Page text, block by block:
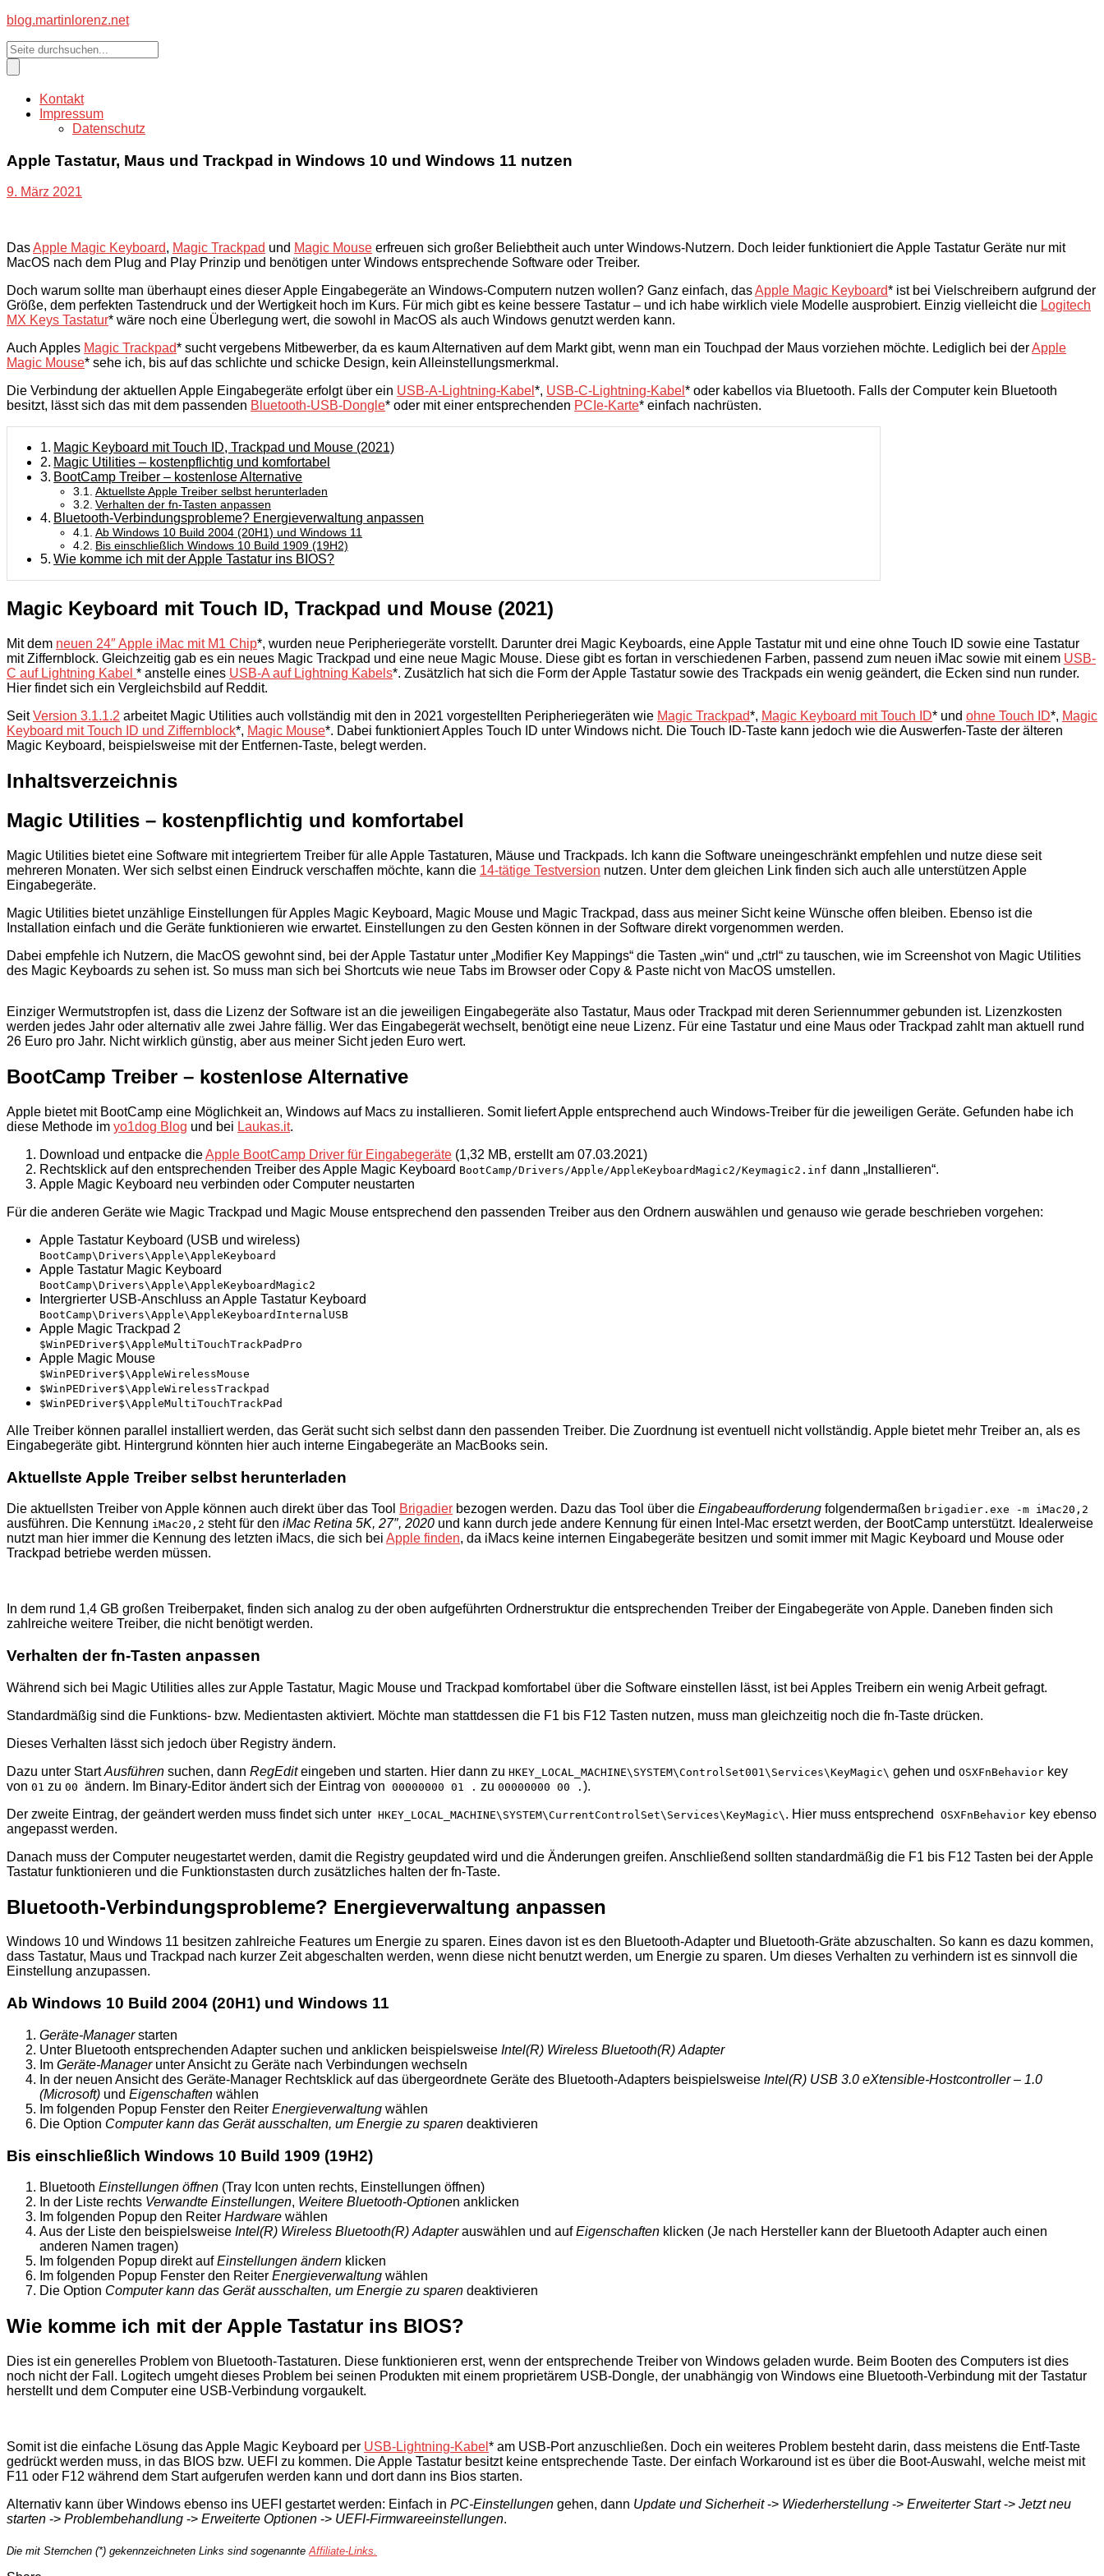
blog.martinlorenz.net
blog.martinlorenz.net
Kontakt
Impressum
Datenschutz
Apple Tastatur, Maus und Trackpad in Windows 10 und Windows 11 nutzen
9. März 2021
DasApple Magic Keyboard, Magic Trackpad und Magic Mouse erfreuen sich großer Beliebtheit auch unter Windows-Nutzern. Doch leider funktioniert die Apple Tastatur Geräte nur mit
MacOS nach dem Plug and Play Prinzip und benötigen unter Windows entsprechende Software oder Treiber.
Doch warum sollte man überhaupt eines dieser Apple Eingabegeräte an Windows-Computern nutzen wollen? Ganz einfach, dasApple Magic Keyboard* ist bei Vielschreibern aufgrund der
Größe, dem perfekten Tastendruck und der Wertigkeit hoch im Kurs. Für mich gibt es keine bessere Tastatur – und ich habe wirklich viele Modelle ausprobiert. Einzig vielleicht die Logitech
MX Keys Tastatur* wäre noch eine Überlegung wert, die sowohl in MacOS als auch Windows genutzt werden kann.
Auch Apples Magic Trackpad* sucht vergebens Mitbewerber, da es kaum Alternativen auf dem Markt gibt, wenn man ein Touchpad der Maus vorziehen möchte. Lediglich bei derApple
Magic Mouse* sehe ich, bis auf das schlichte und schicke Design, kein Alleinstellungsmerkmal.
Die Verbindung der aktuellen Apple Eingabegeräte erfolgt über ein USB-A-Lightning-Kabel *, USB-C-Lightning-Kabel * oder kabellos via Bluetooth. Falls der Computer kein Bluetooth
besitzt, lässt sich das mit dem passenden Bluetooth-USB-Dongle* oder mit einer entsprechenden PCIe-Karte* einfach nachrüsten.
Magic Keyboard mit Touch ID, Trackpad und Mouse (2021)
Magic Utilities – kostenpflichtig und komfortabel
BootCamp Treiber – kostenlose Alternative
Aktuellste Apple Treiber selbst herunterladen
Verhalten der fn-Tasten anpassen
Bluetooth-Verbindungsprobleme? Energieverwaltung anpassen
Ab Windows 10 Build 2004 (20H1) und Windows 11
Bis einschließlich Windows 10 Build 1909 (19H2)
Wie komme ich mit der Apple Tastatur ins BIOS?
Magic Keyboard mit Touch ID, Trackpad und Mouse (2021)
Mit dem neuen 24″ Apple iMac mit M1 Chip*, wurden neue Peripheriegeräte vorstellt. Darunter drei Magic Keyboards, eine Apple Tastatur mit und eine ohne Touch ID sowie eine Tastatur
mit Ziffernblock. Gleichzeitig gab es ein neues Magic Trackpad und eine neue Magic Mouse. Diese gibt es fortan in verschiedenen Farben, passend zum neuen iMac sowie mit einem USB-
C auf Lightning Kabel * anstelle eines USB-A auf Lightning Kabels*. Zusätzlich hat sich die Form der Apple Tastatur sowie des Trackpads ein wenig geändert, die Ecken sind nun runder.
Hier findet sich ein Vergleichsbild auf Reddit.
SeitVersion 3.1.1.2 arbeitet Magic Utilities auch vollständig mit den in 2021 vorgestellten Peripheriegeräten wie Magic Trackpad*, Magic Keyboard mit Touch ID* und ohne Touch ID*, Magic
Keyboard mit Touch ID und Ziffernblock*, Magic Mouse*. Dabei funktioniert Apples Touch ID unter Windows nicht. Die Touch ID-Taste kann jedoch wie die Auswerfen-Taste der älteren
Magic Keyboard, beispielsweise mit der Entfernen-Taste, belegt werden.
Inhaltsverzeichnis
Magic Utilities – kostenpflichtig und komfortabel
Magic Utilities bietet eine Software mit integriertem Treiber für alle Apple Tastaturen, Mäuse und Trackpads. Ich kann die Software uneingeschränkt empfehlen und nutze diese seit
mehreren Monaten. Wer sich selbst einen Eindruck verschaffen möchte, kann die 14-tätige Testversion nutzen. Unter dem gleichen Link finden sich auch alle unterstützen Apple
Eingabegeräte.
Magic Utilities bietet unzählige Einstellungen für Apples Magic Keyboard, Magic Mouse und Magic Trackpad, dass aus meiner Sicht keine Wünsche offen bleiben. Ebenso ist die
Installation einfach und die Geräte funktionieren wie erwartet. Einstellungen zu den Gesten können in der Software direkt vorgenommen werden.
Dabei empfehle ich Nutzern, die MacOS gewohnt sind, bei der Apple Tastatur unter „Modifier Key Mappings“ die Tasten „win“ und „ctrl“ zu tauschen, wie im Screenshot von Magic Utilities
des Magic Keyboards zu sehen ist. So muss man sich bei Shortcuts wie neue Tabs im Browser oder Copy & Paste nicht von MacOS umstellen.
Einziger Wermutstropfen ist, dass die Lizenz der Software ist an die jeweiligen Eingabegeräte also Tastatur, Maus oder Trackpad mit deren Seriennummer gebunden ist. Lizenzkosten
werden jedes Jahr oder alternativ alle zwei Jahre fällig. Wer das Eingabegerät wechselt, benötigt eine neue Lizenz. Für eine Tastatur und eine Maus oder Trackpad zahlt man aktuell rund
26 Euro pro Jahr. Nicht wirklich günstig, aber aus meiner Sicht jeden Euro wert.
BootCamp Treiber – kostenlose Alternative
Apple bietet mit BootCamp eine Möglichkeit an, Windows auf Macs zu installieren. Somit liefert Apple entsprechend auch Windows-Treiber für die jeweiligen Geräte. Gefunden habe ich
diese Methode im yo1dog Blog und bei Laukas.it.
Download und entpacke dieApple BootCamp Driver für Eingabegeräte (1,32 MB, erstellt am 07.03.2021)
Rechtsklick auf den entsprechenden Treiber des Apple Magic Keyboard BootCamp/Drivers/Apple/AppleKeyboardMagic2/Keymagic2.inf dann „Installieren“.
Apple Magic Keyboard neu verbinden oder Computer neustarten
Für die anderen Geräte wie Magic Trackpad und Magic Mouse entsprechend den passenden Treiber aus den Ordnern auswählen und genauso wie gerade beschrieben vorgehen:
Apple Tastatur Keyboard (USB und wireless)
BootCamp\Drivers\Apple\AppleKeyboard
Apple Tastatur Magic Keyboard
BootCamp\Drivers\Apple\AppleKeyboardMagic2
Intergrierter USB-Anschluss an Apple Tastatur Keyboard
BootCamp\Drivers\Apple\AppleKeyboardInternalUSB
Apple Magic Trackpad 2
$WinPEDriver$\AppleMultiTouchTrackPadPro
Apple Magic Mouse
$WinPEDriver$\AppleWirelessMouse
$WinPEDriver$\AppleWirelessTrackpad
$WinPEDriver$\AppleMultiTouchTrackPad
Alle Treiber können parallel installiert werden, das Gerät sucht sich selbst dann den passenden Treiber. Die Zuordnung ist eventuell nicht vollständig. Apple bietet mehr Treiber an, als es
Eingabegeräte gibt. Hintergrund könnten hier auch interne Eingabegeräte an MacBooks sein.
Aktuellste Apple Treiber selbst herunterladen
Die aktuellsten Treiber von Apple können auch direkt über das Tool Brigadier bezogen werden. Dazu das Tool über die Eingabeaufforderung folgendermaßen brigadier.exe -m iMac20,2
ausführen. Die Kennung iMac20,2 steht für den iMac Retina 5K, 27″, 2020 und kann durch jede andere Kennung für einen Intel-Mac ersetzt werden, der BootCamp unterstützt. Idealerweise
nutzt man hier immer die Kennung des letzten iMacs, die sich bei Apple finden, da iMacs keine internen Eingabegeräte besitzen und somit immer mit Magic Keyboard und Mouse oder
Trackpad betriebe werden müssen.
In dem rund 1,4 GB großen Treiberpaket, finden sich analog zu der oben aufgeführten Ordnerstruktur die entsprechenden Treiber der Eingabegeräte von Apple. Daneben finden sich
zahlreiche weitere Treiber, die nicht benötigt werden.
Verhalten der fn-Tasten anpassen
Während sich bei Magic Utilities alles zur Apple Tastatur, Magic Mouse und Trackpad komfortabel über die Software einstellen lässt, ist bei Apples Treibern ein wenig Arbeit gefragt.
Standardmäßig sind die Funktions- bzw. Medientasten aktiviert. Möchte man stattdessen die F1 bis F12 Tasten nutzen, muss man gleichzeitig noch die fn-Taste drücken.
Dieses Verhalten lässt sich jedoch über Registry ändern.
Dazu unter StartAusführen suchen, dann RegEditeingeben und starten. Hier dann zu HKEY_LOCAL_MACHINE\SYSTEM\ControlSet001\Services\KeyMagic\ gehen und OSXFnBehavior key
von 01 zu 00 ändern. Im Binary-Editor ändert sich der Eintrag von 00000000 01 . zu 00000000 00 . ).
Der zweite Eintrag, der geändert werden muss findet sich unter HKEY_LOCAL_MACHINE\SYSTEM\CurrentControlSet\Services\KeyMagic\ . Hier muss entsprechend OSXFnBehavior key ebenso
angepasst werden.
Danach muss der Computer neugestartet werden, damit die Registry geupdated wird und die Änderungen greifen. Anschließend sollten standardmäßig die F1 bis F12 Tasten bei der Apple
Tastatur funktionieren und die Funktionstasten durch zusätzliches halten der fn-Taste.
Bluetooth-Verbindungsprobleme? Energieverwaltung anpassen
Windows 10 und Windows 11 besitzen zahlreiche Features um Energie zu sparen. Eines davon ist es den Bluetooth-Adapter und Bluetooth-Gräte abzuschalten. So kann es dazu kommen,
dass Tastatur, Maus und Trackpad nach kurzer Zeit abgeschalten werden, wenn diese nicht benutzt werden, um Energie zu sparen. Um dieses Verhalten zu verhindern ist es sinnvoll die
Einstellung anzupassen.
Ab Windows 10 Build 2004 (20H1) und Windows 11
Geräte-Managerstarten
Unter Bluetooth entsprechenden Adapter suchen und anklicken beispielsweise Intel(R) Wireless Bluetooth(R) Adapter
Im Geräte-Managerunter Ansicht zu Geräte nach Verbindungen wechseln
In der neuen Ansicht des Geräte-Manager Rechtsklick auf das übergeordnete Geräte des Bluetooth-Adapters beispielsweise Intel(R) USB 3.0 eXtensible-Hostcontroller – 1.0
(Microsoft) und Eigenschaften wählen
Im folgenden Popup Fenster den Reiter Energieverwaltung wählen
Die Option Computer kann das Gerät ausschalten, um Energie zu sparen deaktivieren
Bis einschließlich Windows 10 Build 1909 (19H2)
Bluetooth Einstellungen öffnen (Tray Icon unten rechts, Einstellungen öffnen)
In der Liste rechts Verwandte Einstellungen, Weitere Bluetooth-Optionen anklicken
Im folgenden Popup den Reiter Hardware wählen
Aus der Liste den beispielsweise Intel(R) Wireless Bluetooth(R) Adapterauswählen und aufEigenschaften klicken (Je nach Hersteller kann der Bluetooth Adapter auch einen
anderen Namen tragen)
Im folgenden Popup direkt aufEinstellungen ändern klicken
Im folgenden Popup Fenster den Reiter Energieverwaltung wählen
Die Option Computer kann das Gerät ausschalten, um Energie zu sparen deaktivieren
Wie komme ich mit der Apple Tastatur ins BIOS?
Dies ist ein generelles Problem von Bluetooth-Tastaturen. Diese funktionieren erst, wenn der entsprechende Treiber von Windows geladen wurde. Beim Booten des Computers ist dies
noch nicht der Fall. Logitech umgeht dieses Problem bei seinen Produkten mit einem proprietärem USB-Dongle, der unabhängig von Windows eine Bluetooth-Verbindung mit der Tastatur
herstellt und dem Computer eine USB-Verbindung vorgaukelt.
Somit ist die einfache Lösung das Apple Magic Keyboard per USB-Lightning-Kabel * am USB-Port anzuschließen. Doch ein weiteres Problem besteht darin, dass meistens die Entf-Taste
gedrückt werden muss, in das BIOS bzw. UEFI zu kommen. Die Apple Tastatur besitzt keine entsprechende Taste. Der einfach Workaround ist es über die Boot-Auswahl, welche meist mit
F11 oder F12 während dem Start aufgerufen werden kann und dort dann ins Bios starten.
Alternativ kann über Windows ebenso ins UEFI gestartet werden: Einfach in PC-Einstellungen gehen, dann Update und Sicherheit-> Wiederherstellung -> Erweiterter Start-> Jetzt neu
starten -> Problembehandlung -> Erweiterte Optionen -> UEFI-Firmwareeinstellungen.
Die mit Sternchen (*) gekennzeichneten Links sind sogenannteAffiliate-Links.